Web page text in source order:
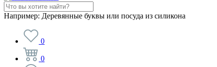
Например: Деревянные буквы или посуда из силикона
0
0